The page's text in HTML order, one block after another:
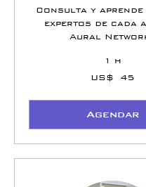
Consulta y
expertos de cada
Aural
1 h
US$ 45
Agendar